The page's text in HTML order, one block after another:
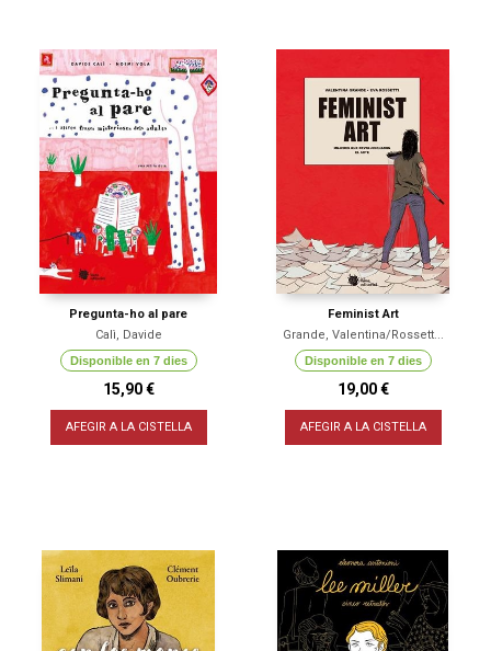
Pregunta-ho al pare
Calì, Davide
Disponible en 7 dies
15,90 €
AFEGIR A LA CISTELLA
Feminist Art
Grande, Valentina/Rossett...
Disponible en 7 dies
19,00 €
AFEGIR A LA CISTELLA